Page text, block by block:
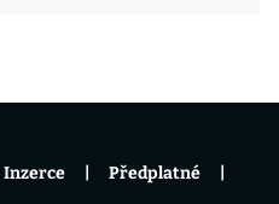
Inzerce Předplatné